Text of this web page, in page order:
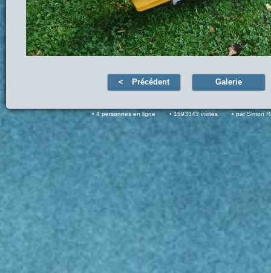
Précédent Galerie
4 personnes en ligne 1593343 visites par Simon